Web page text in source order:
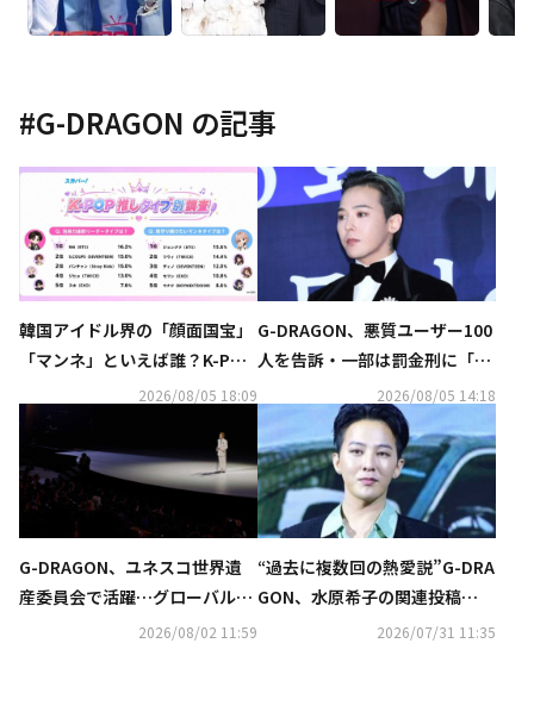
#G-DRAGON の記事
韓国アイドル界の「顔面国宝」
「マンネ」といえば誰？K-POP
推しタイプ別調査の結果が明ら
かに
2026/08/05 18:09
G-DRAGON、悪質ユーザー100
人を告訴・一部は罰金刑に「匿
名アカウントも処罰の可能性」
2026/08/05 14:18
G-DRAGON、ユネスコ世界遺
産委員会で活躍…グローバルな
2026/08/02 11:59
“過去に複数回の熱愛説”G-DRA
GON、水原希子の関連投稿
に“いいね”…ファンの注目集ま
2026/07/31 11:35